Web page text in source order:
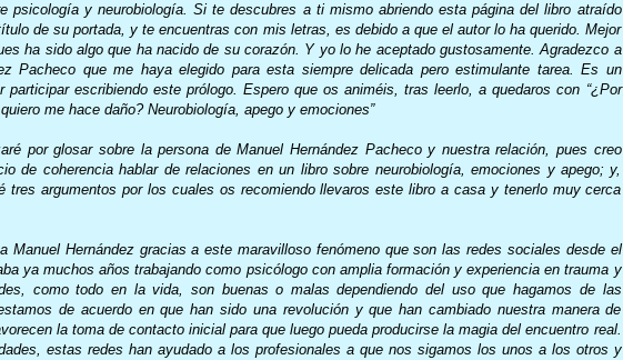
psicología y neurobiología. Si te descubres a ti mismo abriendo esta página del libro atraído
de su portada, y te encuentras con mis letras, es debido a que el autor lo ha querido. Mejor
ha sido algo que ha nacido de su corazón. Y yo lo he aceptado gustosamente. Agradezco a
Pacheco que me haya elegido para esta siempre delicada pero estimulante tarea. Es un
participar escribiendo este prólogo. Espero que os animéis, tras leerlo, a quedaros con “¿Por
me hace daño? Neurobiología, apego y emociones”
por glosar sobre la persona de Manuel Hernández Pacheco y nuestra relación, pues creo
de coherencia hablar de relaciones en un libro sobre neurobiología, emociones y apego; y,
tres argumentos por los cuales os recomiendo llevaros este libro a casa y tenerlo muy cerca
Manuel Hernández gracias a este maravilloso fenómeno que son las redes sociales desde el
ya muchos años trabajando como psicólogo con amplia formación y experiencia en trauma y
como todo en la vida, son buenas o malas dependiendo del uso que hagamos de las
de acuerdo en que han sido una revolución y que han cambiado nuestra manera de
la toma de contacto inicial para que luego pueda producirse la magia del encuentro real.
estas redes han ayudado a los profesionales a que nos sigamos los unos a los otros y